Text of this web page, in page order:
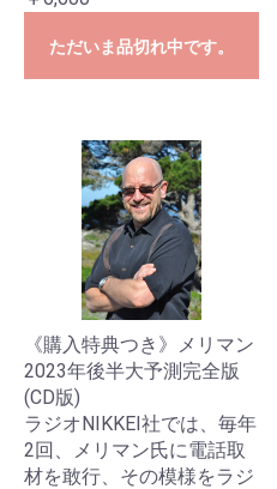
ただいま品切れ中です。
《購入特典つき》メリマン
2023年後半大予測完全版
(CD版)
ラジオNIKKEI社では、毎年
2回、メリマン氏に電話取
材を敢行、その模様をラジ